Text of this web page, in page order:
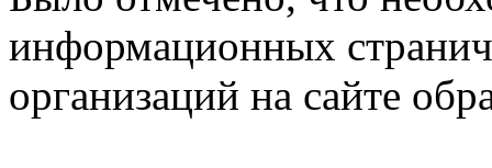
информационных
организаций на сайте